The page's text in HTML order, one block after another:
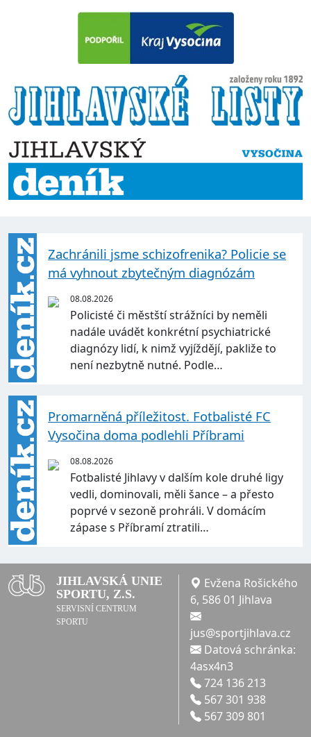
Zachránili jsme schizofrenika? Policie se
má vyhnout zbytečným diagnózám
08.08.2026
Policisté či městští strážníci by neměli
nadále uvádět konkrétní psychiatrické
diagnózy lidí, k nimž vyjíždějí, pakliže to
není nezbytně nutné. Podle…
Promarněná příležitost. Fotbalisté FC
Vysočina doma podlehli Příbrami
08.08.2026
Fotbalisté Jihlavy v dalším kole druhé ligy
vedli, dominovali, měli šance – a přesto
poprvé v sezoně prohráli. V domácím
zápase s Příbramí ztratili…
JIHLAVSKÁ UNIE
SPORTU, Z.S.
SERVISNÍ CENTRUM
SPORTU
Evžena Rošického
6, 586 01 Jihlava
jus@sportjihlava.cz
Datová schránka:
4asx4n3
724 136 213
567 301 938
567 309 801